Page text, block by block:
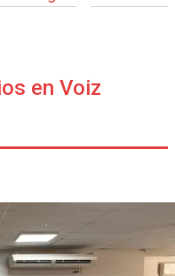
en Voiz